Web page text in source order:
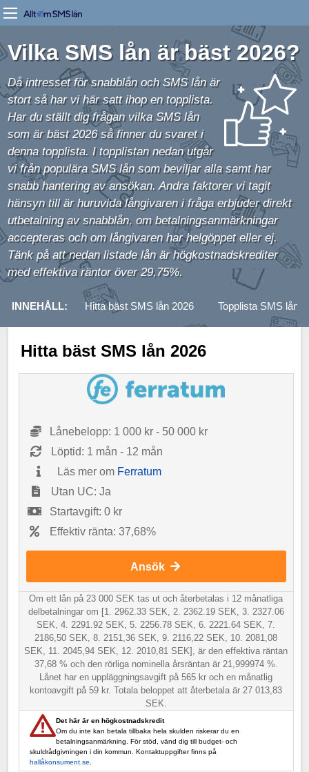
Vilka SMS lån är bäst 2026?
Då intresset för snabblån och SMS lån är
stort så har vi här satt ihop en topplista.
Har du ställt dig frågan vilka SMS lån
som är bäst 2026 så finner du svaret i
denna topplista. I topplistan nedan utgår
vi från populära SMS lån som beviljar alla samt har
snabb hantering av ansökan. Andra faktorer vi tagit
hänsyn till är huruvida långivaren i fråga erbjuder direkt
utbetalning av snabblån, om betalningsanmärkningar
accepteras och om långivaren har helgöppet eller ej.
Tänk på att nedan listade lån är högkostnadskrediter
med effektiva räntor över 29,75%.
INNEHÅLL: Hitta bäst SMS lån 2026 Topplista SMS lån
Hitta bäst SMS lån 2026
Lånebelopp: 1 000 kr - 50 000 kr
Löptid: 1 mån - 12 mån
Läs mer om Ferratum
Utan UC: Ja
Startavgift: 0 kr
Effektiv ränta: 37,68%
Ansök
Om ett lån på 23 000 SEK tas ut och återbetalas i 12 månatliga
delbetalningar om [1. 2962.33 SEK, 2. 2362.19 SEK, 3. 2327.06
SEK, 4. 2291.92 SEK, 5. 2256.78 SEK, 6. 2221.64 SEK, 7.
2186,50 SEK, 8. 2151,36 SEK, 9. 2116,22 SEK, 10. 2081,08
SEK, 11. 2045,94 SEK, 12. 2010,81 SEK], är den effektiva räntan
37,68 % och den rörliga nominella årsräntan är 21,999974 %.
Lånet har en uppläggningsavgift på 565 kr och en månatlig
kontoavgift på 59 kr. Totala beloppet att återbetala är 27 013,83
SEK.
Det här är en högkostnadskredit
Om du inte kan betala tillbaka hela skulden riskerar du en
betalningsanmärkning. För stöd, vänd dig till budget- och
skuldrådgivningen i din kommun. Kontaktuppgifter finns på
hallåkonsument.se